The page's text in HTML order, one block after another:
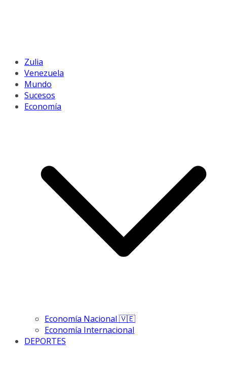
Zulia
Venezuela
Mundo
Sucesos
Economía
Economía Nacional 🇻🇪
Economía Internacional
DEPORTES